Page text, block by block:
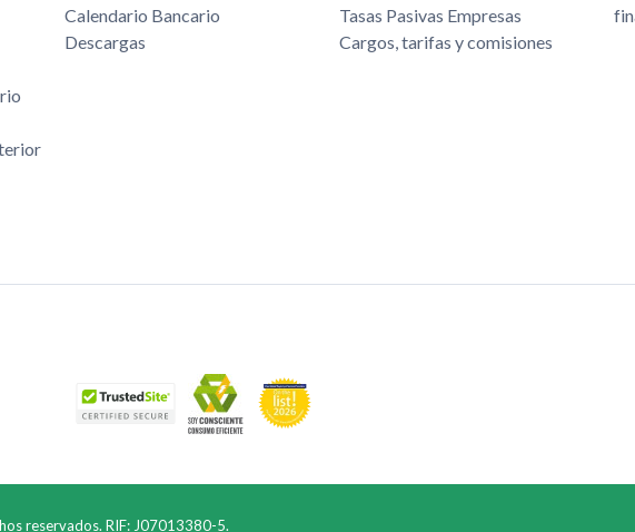
Calendario Bancario
Descargas
Tasas Pasivas Empresas
Cargos, tarifas y comisiones
reservados. RIF: J07013380-5.